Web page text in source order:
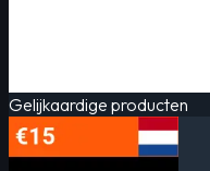
Gelijkaardige producten